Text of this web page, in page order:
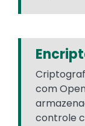
com
controle